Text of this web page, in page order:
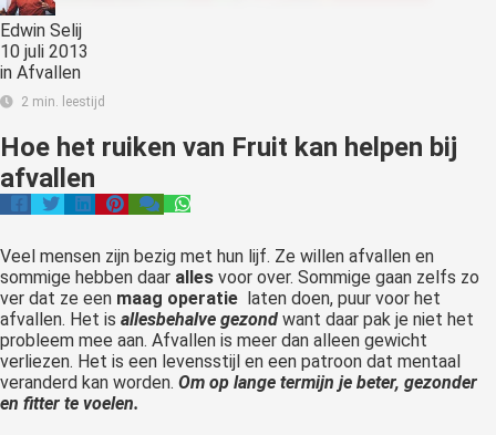
Edwin Selij
10 juli 2013
in Afvallen
2 min. leestijd
Hoe het ruiken van Fruit kan helpen bij
afvallen
Veel mensen zijn bezig met hun lijf. Ze willen afvallen en
sommige hebben daar alles voor over. Sommige gaan zelfs zo
ver dat ze een maag operatie laten doen, puur voor het
afvallen. Het is allesbehalve gezond want daar pak je niet het
probleem mee aan. Afvallen is meer dan alleen gewicht
verliezen. Het is een levensstijl en een patroon dat mentaal
veranderd kan worden. Om op lange termijn je beter, gezonder
en fitter te voelen.